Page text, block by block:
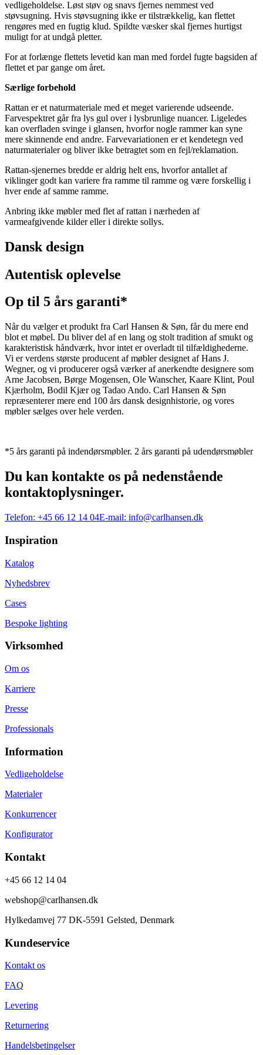
vedligeholdelse. Løst støv og snavs fjernes nemmest ved
støvsugning. Hvis støvsugning ikke er tilstrækkelig, kan flettet
rengøres med en fugtig klud. Spildte væsker skal fjernes hurtigst
muligt for at undgå pletter.
For at forlænge flettets levetid kan man med fordel fugte bagsiden af
flettet et par gange om året.
Særlige forbehold
Rattan er et naturmateriale med et meget varierende udseende.
Farvespektret går fra lys gul over i lysbrunlige nuancer. Ligeledes
kan overfladen svinge i glansen, hvorfor nogle rammer kan syne
mere skinnende end andre. Farvevariationen er et kendetegn ved
naturmaterialer og bliver ikke betragtet som en fejl/reklamation.
Rattan-sjenernes bredde er aldrig helt ens, hvorfor antallet af
viklinger godt kan variere fra ramme til ramme og være forskellig i
hver ende af samme ramme.
Anbring ikke møbler med flet af rattan i nærheden af
varmeafgivende kilder eller i direkte sollys.
Dansk design
Autentisk oplevelse
Op til 5 års garanti*
Når du vælger et produkt fra Carl Hansen & Søn, får du mere end
blot et møbel. Du bliver del af en lang og stolt tradition af smukt og
karakteristisk håndværk, hvor intet er overladt til tilfældighederne.
Vi er verdens største producent af møbler designet af Hans J.
Wegner, og vi producerer også værker af anerkendte designere som
Arne Jacobsen, Børge Mogensen, Ole Wanscher, Kaare Klint, Poul
Kjærholm, Bodil Kjær og Tadao Ando. Carl Hansen & Søn
repræsenterer mere end 100 års dansk designhistorie, og vores
møbler sælges over hele verden.
*5 års garanti på indendørsmøbler. 2 års garanti på udendørsmøbler
Du kan kontakte os på nedenstående
kontaktoplysninger.
Telefon: +45 66 12 14 04E-mail: info@carlhansen.dk
Inspiration
Katalog
Nyhedsbrev
Cases
Bespoke lighting
Virksomhed
Om os
Karriere
Presse
Professionals
Information
Vedligeholdelse
Materialer
Konkurrencer
Konfigurator
Kontakt
+45 66 12 14 04
webshop@carlhansen.dk
Hylkedamvej 77 DK-5591 Gelsted, Denmark
Kundeservice
Kontakt os
FAQ
Levering
Returnering
Handelsbetingelser